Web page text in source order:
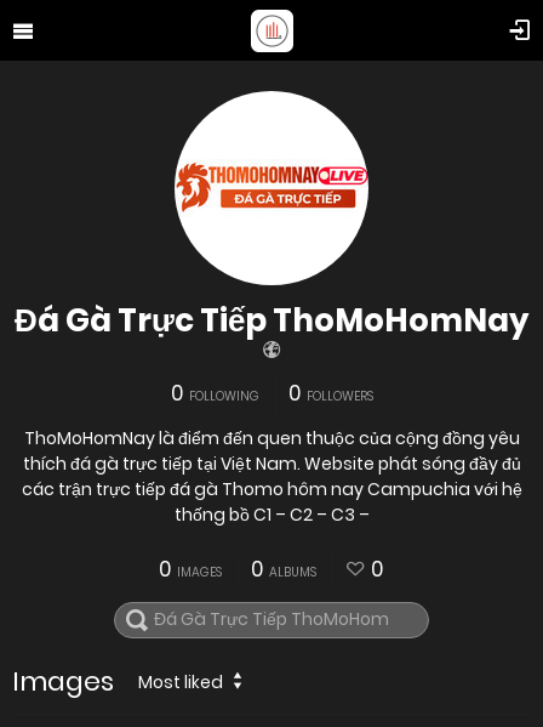
Đá Gà Trực Tiếp ThoMoHomNay
0 FOLLOWING 0 FOLLOWERS
ThoMoHomNay là điểm đến quen thuộc của cộng đồng yêu
thích đá gà trực tiếp tại Việt Nam. Website phát sóng đầy đủ
các trận trực tiếp đá gà Thomo hôm nay Campuchia với hệ
thống bồ C1 – C2 – C3 –
0 IMAGES 0 ALBUMS 0
Images Most liked